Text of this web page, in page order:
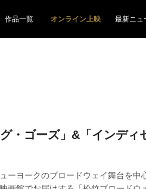
作品一覧 オンライン上映 最新ニュ
・ゴーズ」&「インディ
ーヨークのブロードウェイ舞台を中